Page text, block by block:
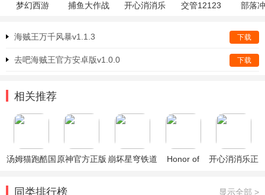
梦幻西游 捕鱼大作战 开心消消乐 交管12123 部落
海贼王万千风暴v1.1.3 下载
去吧海贼王官方安卓版v1.0.0 下载
相关推荐
汤姆猫跑酷国 原神官方正版 崩坏星穹铁道
Honor of
开心消消乐正
同类排行榜 显示全部 >